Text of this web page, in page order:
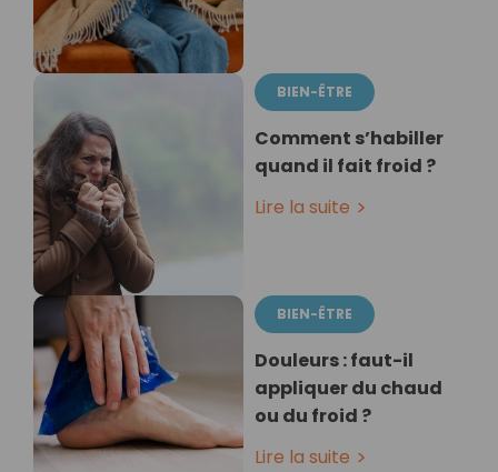
BIEN-ÊTRE
Comment s’habiller
quand il fait froid ?
Lire la suite
BIEN-ÊTRE
Douleurs : faut-il
appliquer du chaud
ou du froid ?
Lire la suite